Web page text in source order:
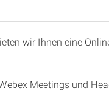
wir Ihnen eine
Meetings und